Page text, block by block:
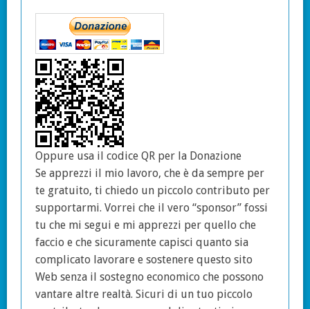
Oppure usa il codice QR per la Donazione
Se apprezzi il mio lavoro, che è da sempre per
te gratuito, ti chiedo un piccolo contributo per
supportarmi. Vorrei che il vero “sponsor” fossi
tu che mi segui e mi apprezzi per quello che
faccio e che sicuramente capisci quanto sia
complicato lavorare e sostenere questo sito
Web senza il sostegno economico che possono
vantare altre realtà. Sicuri di un tuo piccolo